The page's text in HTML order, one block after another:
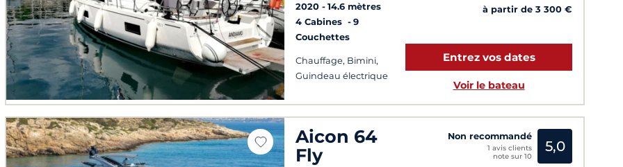
2020
14.6 mètres
4 Cabines
9
Couchettes
Chauffage, Bimini,
Guindeau électrique
à partir de 3 300 €
Entrez vos dates
Voir le bateau
Aicon 64
Fly
Non recommandé
1 avis clients
note sur 10
5,0